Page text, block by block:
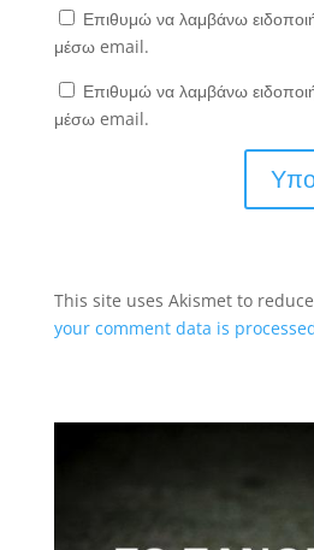
Επιθυμώ να λαμβάνω
μέσω email.
Επιθυμώ να λαμβάνω
μέσω email.
This site uses Akismet to
your comment data is